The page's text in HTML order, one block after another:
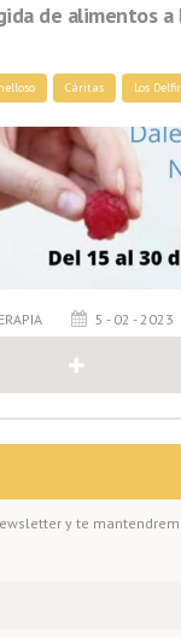
de alimentos
Cáritas Los
5 - 02 - 2023
y te